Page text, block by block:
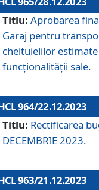
Titlu: Aprobarea
Garaj pentru
cheltuielilor
funcționalității sale.
964/22.12.2023
Titlu: Rectificarea
DECEMBRIE 2023.
963/21.12.2023